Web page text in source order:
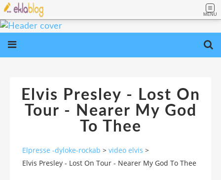
MENU
Elvis Presley - Lost On
Tour - Nearer My God
To Thee
Elpresse -dyloke-rockab > video elvis >
Elvis Presley - Lost On Tour - Nearer My God To Thee